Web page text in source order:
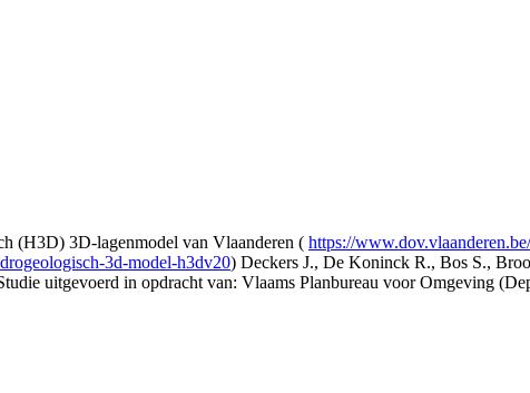
(H3D) 3D-lagenmodel van Vlaanderen ( https://
3d-model-h3dv20) Deckers J., De Koninck R., Bos S.,
uitgevoerd in opdracht van: Vlaams Planbureau voor Omgeving